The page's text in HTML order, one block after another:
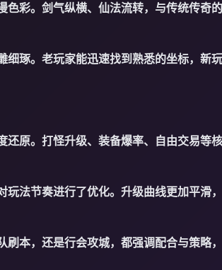
色彩。剑气纵横、仙法流转，与传统传奇
琢。老玩家能迅速找到熟悉的坐标，新
原。打怪升级、装备爆率、自由交易等
玩法节奏进行了优化。升级曲线更加平滑
刷本，还是行会攻城，都强调配合与策略